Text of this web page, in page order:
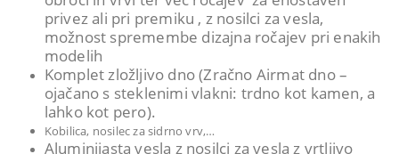
privez ali pri premiku , z nosilci za vesla,
možnost spremembe dizajna ročajev pri enakih
modelih
Komplet zložljivo dno (Zračno Airmat dno –
ojačano s steklenimi vlakni: trdno kot kamen, a
lahko kot pero).
Kobilica, nosilec za sidrno vrv,…
Aluminijasta vesla z nosilci za vesla z vrtljivo